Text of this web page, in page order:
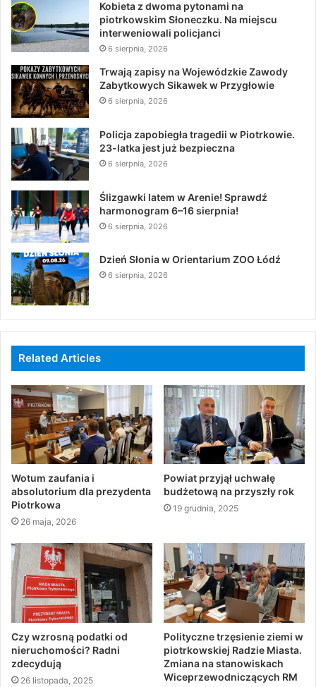
Kobieta z dwoma pytonami na
piotrkowskim Słoneczku. Na miejscu
interweniowali policjanci
6 sierpnia, 2026
Trwają zapisy na Wojewódzkie Zawody
Zabytkowych Sikawek w Przygłowie
6 sierpnia, 2026
Policja zapobiegła tragedii w Piotrkowie.
23-latka jest już bezpieczna
6 sierpnia, 2026
Ślizgawki latem w Arenie! Sprawdź
harmonogram 6–16 sierpnia!
6 sierpnia, 2026
Dzień Słonia w Orientarium ZOO Łódź
6 sierpnia, 2026
Related Articles
Wotum zaufania i
absolutorium dla prezydenta
Piotrkowa
26 maja, 2026
Powiat przyjął uchwałę
budżetową na przyszły rok
19 grudnia, 2025
Czy wzrosną podatki od
nieruchomości? Radni
zdecydują
26 listopada, 2025
Polityczne trzęsienie ziemi w
piotrkowskiej Radzie Miasta.
Zmiana na stanowiskach
Wiceprzewodniczących RM